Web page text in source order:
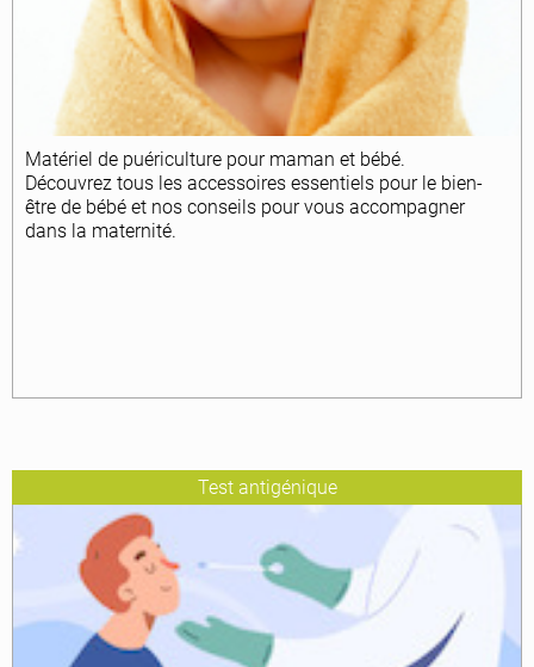
Matériel de puériculture pour maman et bébé.
Découvrez tous les accessoires essentiels pour le bien-
être de bébé et nos conseils pour vous accompagner
dans la maternité.
Test antigénique